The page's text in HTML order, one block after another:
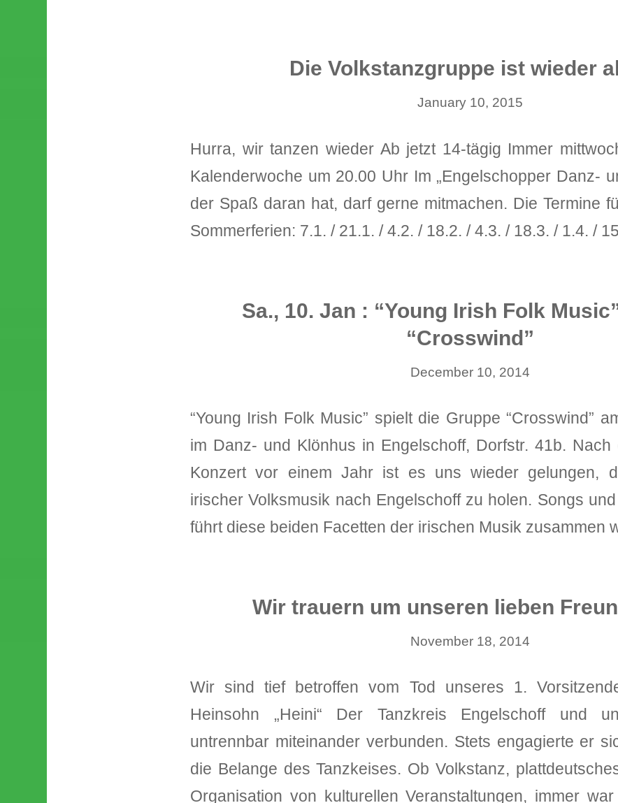
Die Volkstanzgruppe ist wieder
January 10, 2015
Hurra, wir tanzen wieder Ab jetzt 14-tägig Immer
Kalenderwoche um 20.00 Uhr Im „Engelschopper Danz-
der Spaß daran hat, darf gerne mitmachen. Die Termine
Sommerferien: 7.1. / 21.1. / 4.2. / 18.2. / 4.3. / 18.3. / 1.4. /
Sa., 10. Jan : “Young Irish Folk
“Crosswind”
December 10, 2014
“Young Irish Folk Music” spielt die Gruppe “Crosswind”
im Danz- und Klönhus in Engelschoff, Dorfstr. 41b. Nach
Konzert vor einem Jahr ist es uns wieder gelungen,
irischer Volksmusik nach Engelschoff zu holen. Songs
führt diese beiden Facetten der irischen Musik zusammen
Wir trauern um unseren lieben
November 18, 2014
Wir sind tief betroffen vom Tod unseres 1.
Heinsohn „Heini“ Der Tanzkreis Engelschoff und
untrennbar miteinander verbunden. Stets engagierte er
die Belange des Tanzkeises. Ob Volkstanz,
Organisation von kulturellen Veranstaltungen, immer war